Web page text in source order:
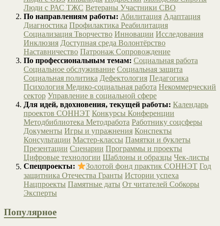
Люди с РАС ТЖС Ветераны Участники СВО
По направлениям работы: Абилитация Адаптация
Диагностика Профилактика Реабилитация
Социализация Творчество Инновации Исследования
Инклюзия Доступная среда Волонтёрство
Наставничество Патронаж Сопровождение
По профессиональным темам: Социальная работа
Социальное обслуживание Социальная защита
Социальная политика Дефектология Педагогика
Психология Медико-социальная работа Некоммерческий
сектор Управление в социальной сфере
Для идей, вдохновения, текущей работы: Календарь
проектов СОННЭТ Конкурсы Конференции
Методбиблиотека Методработа Работнику соцсферы
Документы Игры и упражнения Конспекты
Консультации Мастер-классы Памятки и буклеты
Презентации Сценарии Программы и проекты
Цифровые технологии Шаблоны и образцы Чек-листы
Спецпроекты:
Золотой фонд практик СОННЭТ Год
защитника Отечества Гранты Истории успеха
Нацпроекты Памятные даты От читателей Собкоры
Эксперты
Популярное